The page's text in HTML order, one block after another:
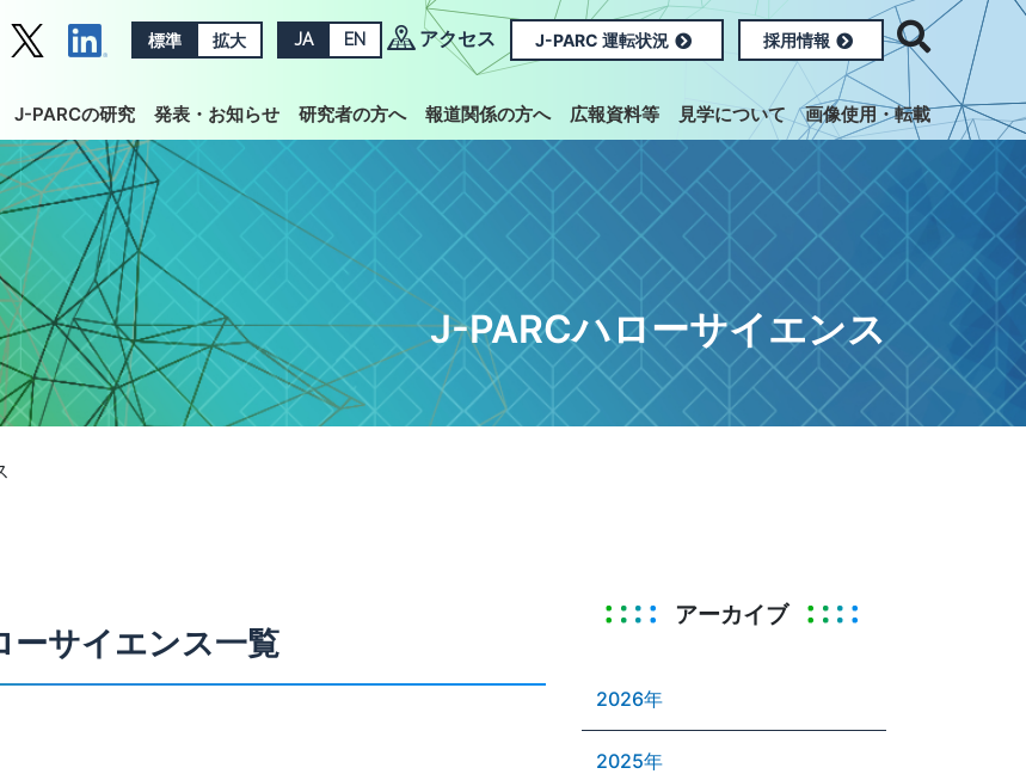
標準 拡大 JA EN アクセス J-PARC 運転状況 採用情報
J-PARCの研究 発表・お知らせ 研究者の方へ 報道関係の方へ 広報資料等 見学について 画像使用・転載
J-PARCハローサイエンス
ーサイエンス一覧
アーカイブ
2026年
2025年